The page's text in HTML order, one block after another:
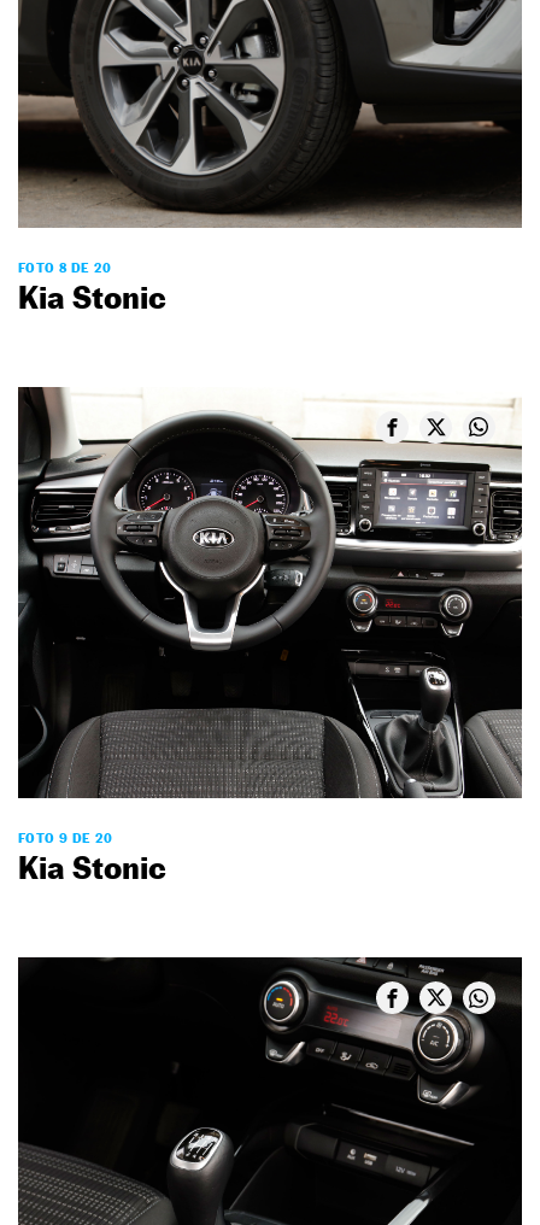
FOTO 8 DE 20
Kia Stonic
FOTO 9 DE 20
Kia Stonic